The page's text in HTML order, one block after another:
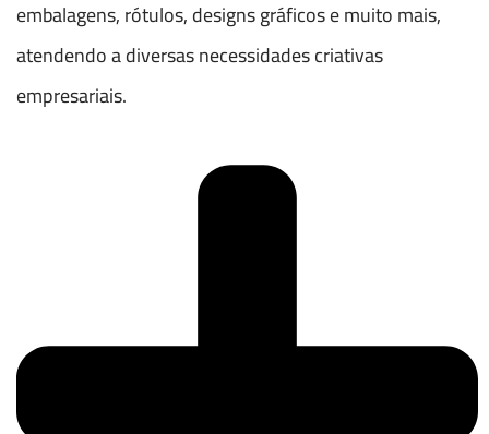
embalagens, rótulos, designs gráficos e muito mais,
atendendo a diversas necessidades criativas
empresariais.